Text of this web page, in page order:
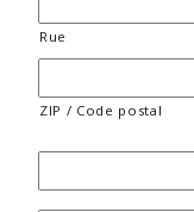
Rue
ZIP / Code postal